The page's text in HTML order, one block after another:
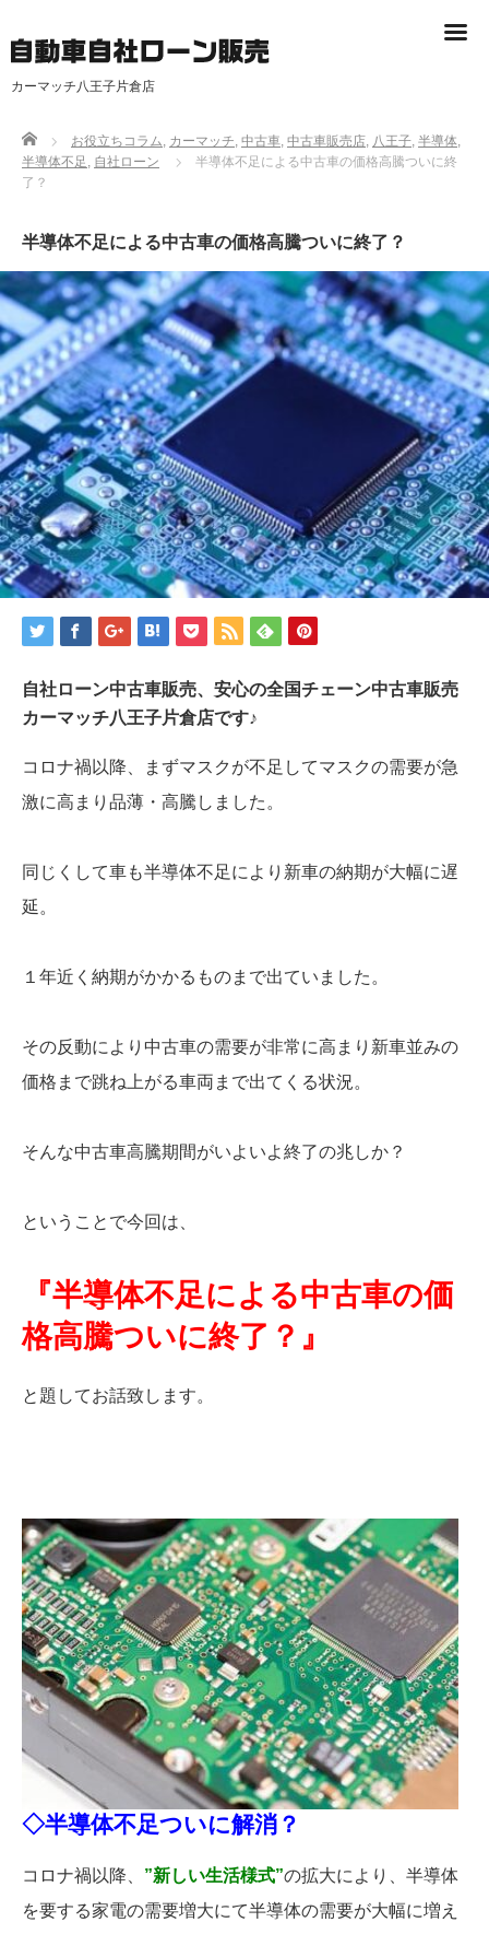
カーマッチ八王子片倉店
Home お役立ちコラム, カーマッチ, 中古車, 中古車販売店, 八王子, 半導体,
半導体不足 , 自社ローン
半導体不足による中古車の価格高騰ついに終
了？
半導体不足による中古車の価格高騰ついに終了？
自社ローン中古車販売、安心の全国チェーン中古車販売
カーマッチ八王子片倉店です♪
コロナ禍以降、まずマスクが不足してマスクの需要が急
激に高まり品薄・高騰しました。
同じくして車も半導体不足により新車の納期が大幅に遅
延。
１年近く納期がかかるものまで出ていました。
その反動により中古車の需要が非常に高まり新車並みの
価格まで跳ね上がる車両まで出てくる状況。
そんな中古車高騰期間がいよいよ終了の兆しか？
ということで今回は、
『半導体不足による中古車の価
格高騰ついに終了？』
と題してお話致します。
◇半導体不足ついに解消？
コロナ禍以降、 ”新しい生活様式”の拡大により、半導体
を要する家電の需要増大にて半導体の需要が大幅に増え